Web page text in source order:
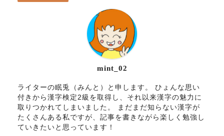
mint_02
ライターの眠兎（みんと）と申します。 ひょんな思い
付きから漢字検定2級を取得し、それ以来漢字の魅力に
取りつかれてしまいました。 まだまだ知らない漢字が
たくさんある私ですが、記事を書きながら楽しく勉強し
ていきたいと思っています！